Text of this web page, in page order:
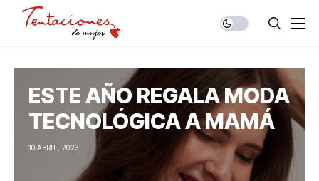
ESTE AÑO REGALA MODA
TECNOLÓGICA A MAMÁ
10 ABRIL, 2023